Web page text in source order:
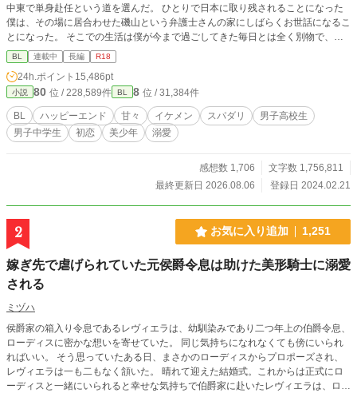
中東で単身赴任という道を選んだ。 ひとりで日本に取り残されることになった
僕は、その場に居合わせた磯山という弁護士さんの家にしばらくお世話になるこ
とになった。 そこでの生活は僕が今まで過ごしてきた毎日とは全く別物で、最
初は戸惑いつつも次第にこれが幸せなのかと感じるようになった。 そんな時、
磯山先生の甥っ子さんが一緒に暮らすようになって……。 母親に洗脳され抑圧
的な生活をしてきた直純と、直純に好意を持つ高校生の昇との可愛らしい恋のお
話です。 こちらは『歩けなくなったお荷物な僕がセレブなイケメン社長に甘々
なお世話されています』の中の脇カップルだったのですが、最近ものすごくこの
2人の出番が増えてきて主人公カップルの話が進まないので、直純が磯山先生宅
にお世話になるところから話を独立させることにしました。 とりあえずあちら
もありR18までは少しかかりますが、その場面には※つけます。
BL 連載中 長編 R18
24h.ポイント 15,486pt
小説 80 位 / 228,589件 BL 8 位 / 31,384件
BL ハッピーエンド 甘々 イケメン スパダリ
男子高校生
男子中学生
初恋 美少年 溺愛
感想数 1,706
文字数 1,756,811
最終更新日 2026.08.06
登録日 2024.02.21
2 お気に入り追加 1,251
嫁ぎ先で虐げられていた元侯爵令息は助けた美形騎士に溺愛
される
ミヅハ
侯爵家の箱入り令息であるレヴィエラは、幼馴染みであり二つ年上の伯爵令息、
ローディスに密かな想いを寄せていた。 同じ気持ちになれなくても傍にいられ
ればいい。 そう思っていたある日、まさかのローディスからプロポーズされ、
レヴィエラは一も二もなく頷いた。 晴れて迎えた結婚式。これからは正式にロ
ーディスと一緒にいられると幸せな気持ちで伯爵家に赴いたレヴィエラは、ロー